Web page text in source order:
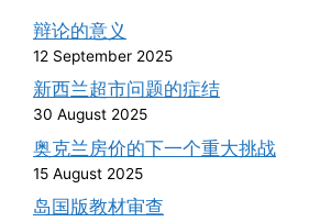
辩论的意义
12 September 2025
新西兰超市问题的症结
30 August 2025
奥克兰房价的下一个重大挑战
15 August 2025
岛国版教材审查